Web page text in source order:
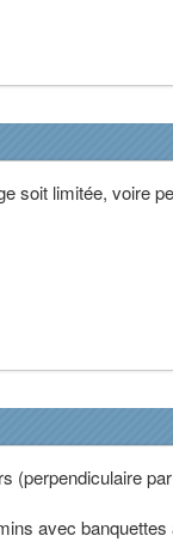
soit limitée, voire
(perpendiculaire
avec banquettes